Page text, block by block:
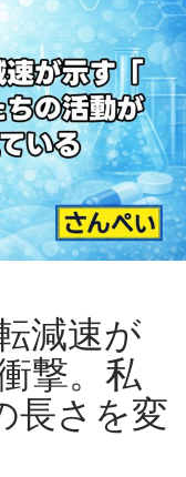
減速が
撃。私
長さを変